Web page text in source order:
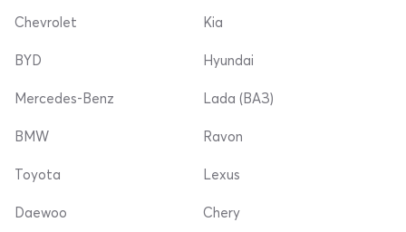
Chevrolet
BYD
Mercedes-Benz
Kia
Hyundai
Lada (ВАЗ)
BMW
Toyota
Daewoo
Ravon
Lexus
Chery